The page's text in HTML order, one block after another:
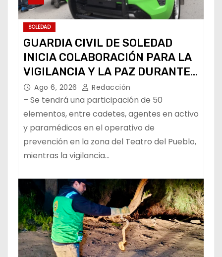
SOLEDAD
GUARDIA CIVIL DE SOLEDAD
INICIA COLABORACIÓN PARA LA
VIGILANCIA Y LA PAZ DURANTE
LA FENAPO
Ago 6, 2026 Redacción
– Se tendrá una participación de 50
elementos, entre cadetes, agentes en activo
y paramédicos en el operativo de
prevención en la zona del Teatro del Pueblo,
mientras la vigilancia…